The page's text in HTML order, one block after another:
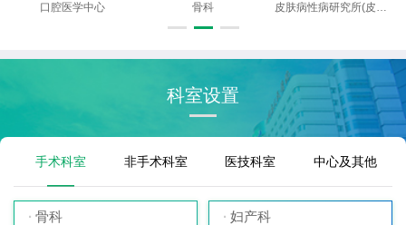
肾内科
肝胆胰外科
省老年医学中心
科室设置
手术科室 非手术科室 医技科室 中心及其他
骨科 妇产科